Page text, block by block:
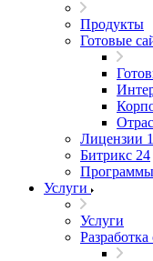
Продукты
Готовые
Лицензии
Битрикс 24
Программы
Услуги
Услуги